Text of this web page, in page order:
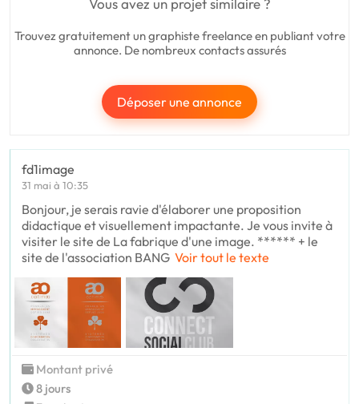
Vous avez un projet similaire ?
Trouvez gratuitement un graphiste freelance en publiant votre
annonce. De nombreux contacts assurés
Déposer une annonce
fd1image
31 mai à 10:35
Bonjour, je serais ravie d'élaborer une proposition
didactique et visuellement impactante. Je vous invite à
visiter le site de La fabrique d'une image. ****** + le
site de l'association BANG Voir tout le texte
Montant privé
8 jours